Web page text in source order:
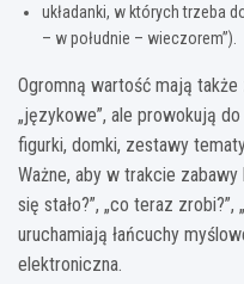
układanki, w których trzeba
– w południe – wieczorem”).
Ogromną wartość mają
„językowe”, ale prowokują
figurki, domki, zestawy
Ważne, aby w trakcie zabawy
się stało?”, „co teraz
uruchamiają łańcuchy
elektroniczna.